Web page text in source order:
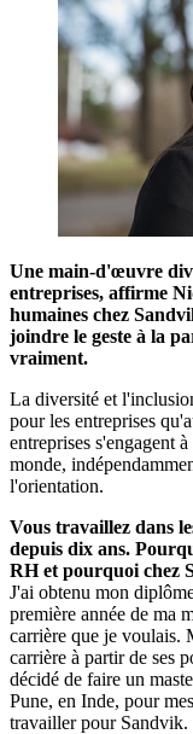
Une main-d'œuvre
entreprises, affirme
humaines chez
joindre le geste à la
vraiment.
La diversité et
pour les entreprises
entreprises s'engagent
monde,
l'orientation.
Vous travaillez dans
depuis dix ans.
RH et pourquoi chez
J'ai obtenu mon
première année de ma
carrière que je voulais.
carrière à partir de ses
décidé de faire un
Pune, en Inde, pour
travailler pour Sandvik.